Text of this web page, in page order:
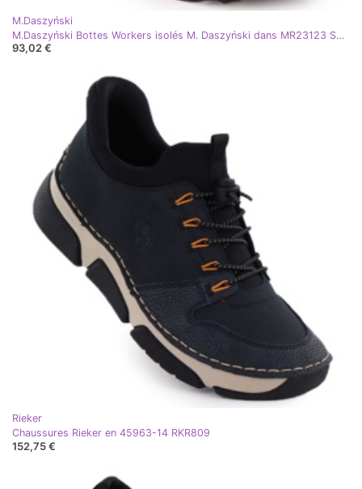
M.Daszyński
M.Daszyński Bottes Workers isolés M. Daszyński dans MR23123 SAN46 noir
93,02 €
Rieker
Chaussures Rieker en 45963-14 RKR809
152,75 €